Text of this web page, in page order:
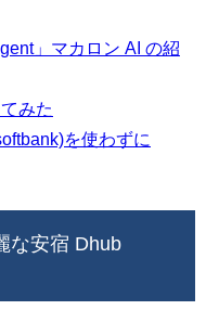
」マカロン AI の紹
みた
を使わずに
な安宿 Dhub